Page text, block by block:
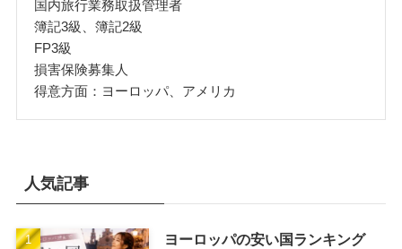
国内旅行業務取扱管理者
簿記3級、簿記2級
FP3級
損害保険募集人
得意方面：ヨーロッパ、アメリカ
人気記事
ヨーロッパの安い国ランキング